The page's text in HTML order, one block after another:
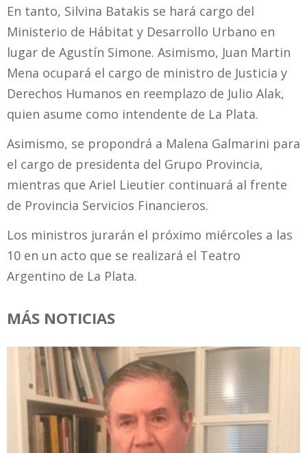
En tanto, Silvina Batakis se hará cargo del
Ministerio de Hábitat y Desarrollo Urbano en
lugar de Agustín Simone. Asimismo, Juan Martin
Mena ocupará el cargo de ministro de Justicia y
Derechos Humanos en reemplazo de Julio Alak,
quien asume como intendente de La Plata.
Asimismo, se propondrá a Malena Galmarini para
el cargo de presidenta del Grupo Provincia,
mientras que Ariel Lieutier continuará al frente
de Provincia Servicios Financieros.
Los ministros jurarán el próximo miércoles a las
10 en un acto que se realizará el Teatro
Argentino de La Plata.
MÁS NOTICIAS